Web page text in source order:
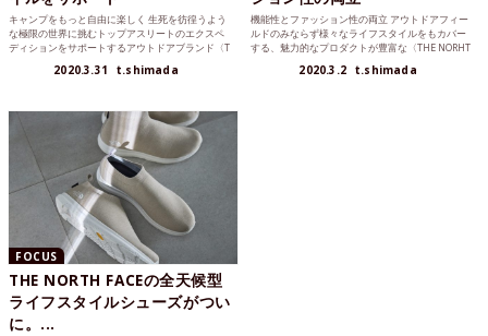
キャンプをもっと自由に楽しく 生死を彷徨うよう
な極限の世界に挑むトップアスリートのエクスペ
ディションをサポートするアウトドアブランド〈T
2020.3.31 t.shimada
機能性とファッション性の両立 アウトドアフィー
ルドのみならず様々なライフスタイルをもカバー
する、魅力的なプロダクトが豊富な〈THE NORHT
2020.3.2 t.shimada
FOCUS
THE NORTH FACEの全天候型
ライフスタイルシューズがつい
に。...